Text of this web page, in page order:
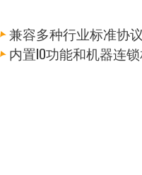
兼容多种行业标准协
内置IO功能和机器连锁